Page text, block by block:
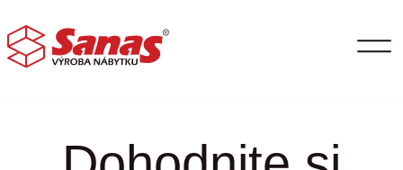
Test produkt obyvacia
zostava